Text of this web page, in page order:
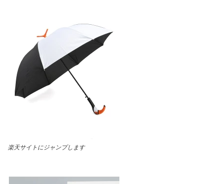
楽天サイトにジャンプします